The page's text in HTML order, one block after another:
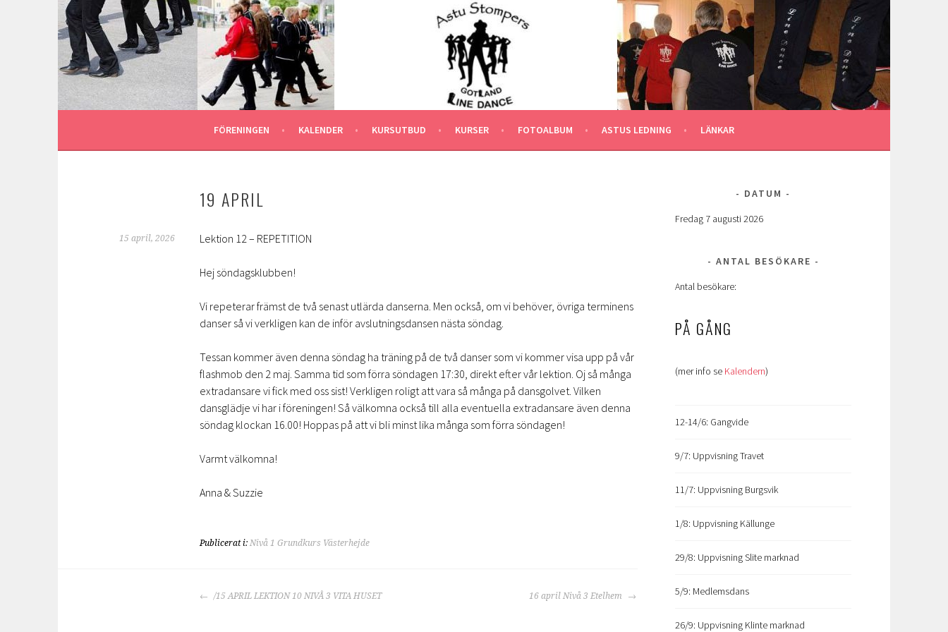
Gå
till
innehåll ASTU STOMPERS
GOTLAND LINEDANCE MEDLEMSSIDA
FÖRENINGEN KALENDER KURSUTBUD KURSER FOTOALBUM ASTUS LEDNING LÄNKAR
19 APRIL
15 april, 2026 Lektion 12 – REPETITION
Hej söndagsklubben!
Vi repeterar främst de två senast utlärda danserna. Men också, om vi behöver, övriga terminens
danser så vi verkligen kan de inför avslutningsdansen nästa söndag.
Tessan kommer även denna söndag ha träning på de två danser som vi kommer visa upp på vår
flashmob den 2 maj. Samma tid som förra söndagen 17:30, direkt efter vår lektion. Oj så många
extradansare vi fick med oss sist! Verkligen roligt att vara så många på dansgolvet. Vilken
dansglädje vi har i föreningen! Så välkomna också till alla eventuella extradansare även denna
söndag klockan 16.00! Hoppas på att vi bli minst lika många som förra söndagen!
Varmt välkomna!
Anna & Suzzie
Publicerat i: Nivå 1 Grundkurs Västerhejde
INLÄGGSNAVIGERING
/15 APRIL LEKTION 10 NIVÅ 3 VITA HUSET 16 april Nivå 3 Etelhem
DATUM
Fredag 7 augusti 2026
ANTAL BESÖKARE
Antal besökare:
PÅ GÅNG
(mer info se Kalendern)
12-14/6: Gangvide
9/7: Uppvisning Travet
11/7: Uppvisning Burgsvik
1/8: Uppvisning Källunge
29/8: Uppvisning Slite marknad
5/9: Medlemsdans
26/9: Uppvisning Klinte marknad